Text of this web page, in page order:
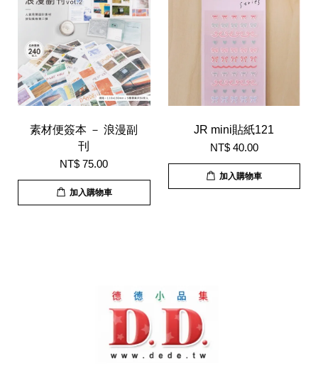
素材便簽本 － 浪漫副
刊
NT$ 75.00
加入購物車
JR mini貼紙121
NT$ 40.00
加入購物車